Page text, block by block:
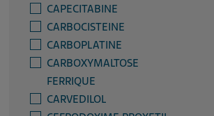
CAPECITABINE
CARBOCISTEINE
CARBOPLATINE
CARBOXYMALTOSE
FERRIQUE
CARVEDILOL